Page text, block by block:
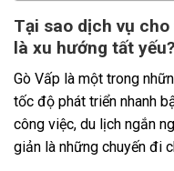
Tại sao dịch vụ
là xu hướng tất yếu?
Gò Vấp là một trong
tốc độ phát triển nhanh
công việc, du lịch ngắn
giản là những chuyến đi